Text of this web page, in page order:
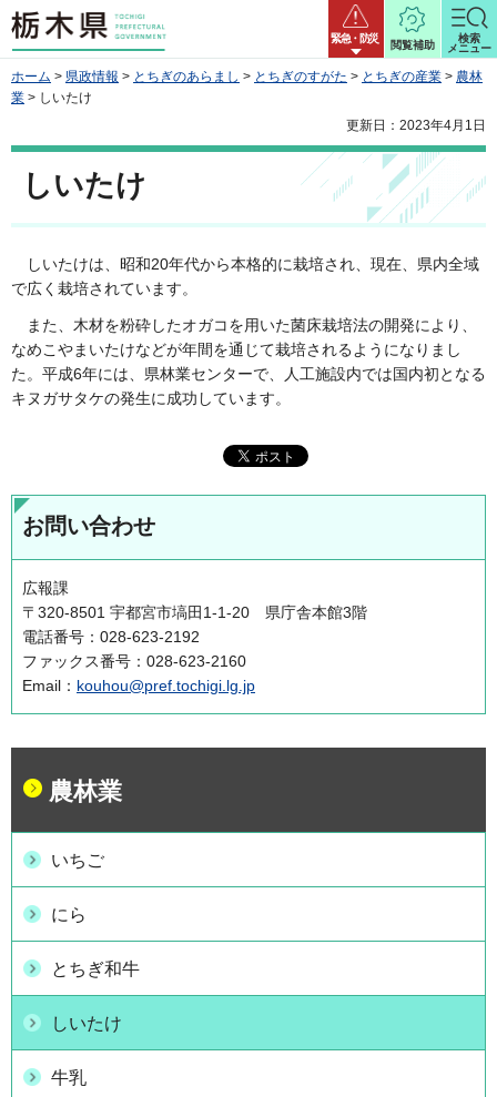
栃木県 緊急・防災
閲覧補助
検索
メニュー
ホーム > 県政情報 > とちぎのあらまし > とちぎのすがた > とちぎの産業 > 農林
業 > しいたけ
更新日：2023年4月1日
しいたけ
しいたけは 、昭和20年代から本格的に栽培され、現在、県内全域
で広く栽培されています。
また、 木材を粉砕したオガコを用いた菌床栽培法の開発により、
なめこやまいたけなどが年間を通じて栽培されるようになりまし
た。平成6年には、県林業センターで、人工施設内では国内初となる
キヌガサタケの発生に成功しています。
お問い合わせ
広報課
〒320-8501 宇都宮市塙田1-1-20 県庁舎本館3階
電話番号：028-623-2192
ファックス番号：028-623-2160
Email： kouhou@pref.tochigi.lg.jp
農林業
いちご
にら
とちぎ和牛
しいたけ
牛乳